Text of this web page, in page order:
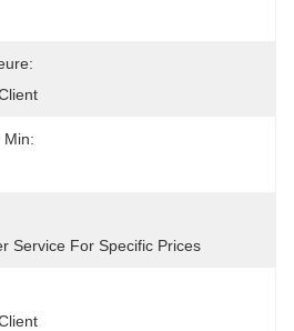
Min:
Service For Specific Prices